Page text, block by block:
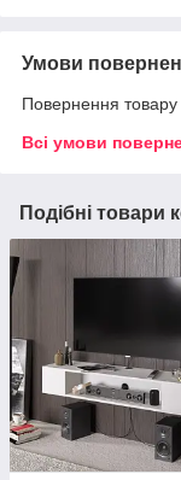
Умови
Повернення товару
Всі умови
Подібні товари